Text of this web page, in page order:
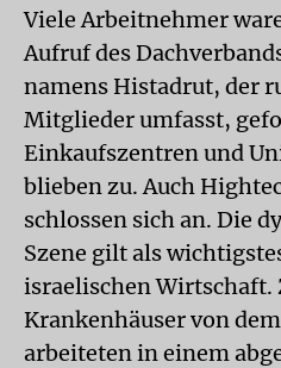
Viele Arbeitnehmer
Aufruf des
namens Histadrut, der
Mitglieder umfasst,
Einkaufszentren und
blieben zu. Auch
schlossen sich an. Die
Szene gilt als
israelischen Wirtschaft.
Krankenhäuser von
arbeiteten in einem